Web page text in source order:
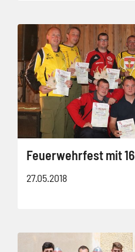
Feuerwehrfest mit
27.05.2018